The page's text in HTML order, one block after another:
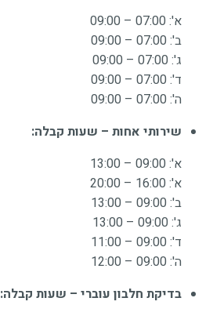
א': 07:00 – 09:00
ב': 07:00 – 09:00
ג': 07:00 – 09:00
ד': 07:00 – 09:00
ה': 07:00 – 09:00
שירותי אחות – שעות קבלה:
א': 09:00 – 13:00
א': 16:00 – 20:00
ב': 09:00 – 13:00
ג': 09:00 – 13:00
ד': 09:00 – 11:00
ה': 09:00 – 12:00
בדיקת חלבון עוברי – שעות קבלה: